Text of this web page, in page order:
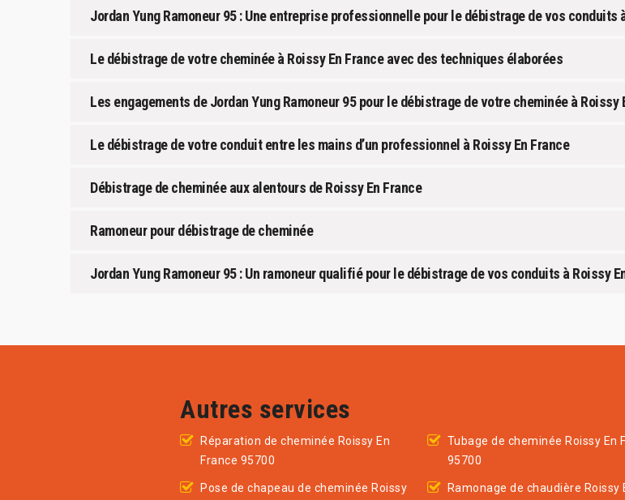
Jordan Yung Ramoneur 95 : Une entreprise professionnelle pour le débistrage de vos conduits
Le débistrage de votre cheminée à Roissy En France avec des techniques élaborées
Les engagements de Jordan Yung Ramoneur 95 pour le débistrage de votre cheminée à Roissy
Le débistrage de votre conduit entre les mains d’un professionnel à Roissy En France
Débistrage de cheminée aux alentours de Roissy En France
Ramoneur pour débistrage de cheminée
Jordan Yung Ramoneur 95 : Un ramoneur qualifié pour le débistrage de vos conduits à Roissy
Autres services
Réparation de cheminée Roissy En
France 95700
Pose de chapeau de cheminée Roissy
Tubage de cheminée Roissy En
95700
Ramonage de chaudière Roissy